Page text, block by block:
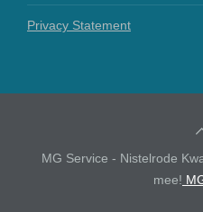
Privacy Statement
MG Service - Nistelrode
mee!